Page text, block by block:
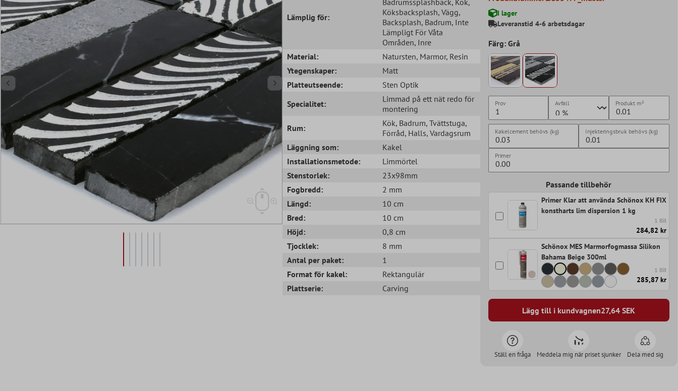
Lämplig för:
Köksbacksplash, Vägg,
Backsplash, Badrum, Inte
Lämpligt För Våta
Områden, Inre
Material:
Natursten, Marmor, Resin
Ytegenskaper:
Matt
Platteutseende:
Sten Optik
Specialitet:
Limmad på ett nät redo för
montering
Rum:
Kök, Badrum, Tvättstuga,
Förråd, Halls, Vardagsrum
Läggning som:
Kakel
Installationsmetode:
Limmörtel
Stenstorlek:
23x98mm
Fogbredd:
2 mm
Längd:
10 cm
Bred:
10 cm
Höjd:
0,8 cm
Tjocklek:
8 mm
Antal per paket:
1
Format för kakel:
Rektangulär
Plattserie:
Carving
I lager
Leveranstid 4-6 arbetsdagar
Färg: Grå
Prov Avfall Produkt m²
Kakelcement behövs (kg) Injekteringsbruk behövs (kg)
Primer
Passande tillbehör
Primer Klar att använda Schönox KH FIX
konstharts lim dispersion 1 kg
1 Bit
284,82 kr
Schönox MES Marmorfogmassa Silikon
Bahama Beige 300ml
1 Bit
285,87 kr
Lägg till i kundvagnen27,64 SEK
Ställ en fråga Meddela mig när priset sjunker Dela med sig